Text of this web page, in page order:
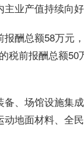
业产值持续向好
酬总额58万元
税前报酬总额
、场馆设施集
地面材料、全